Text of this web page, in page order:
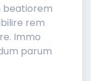
beatiorem
rem
Immo
parum